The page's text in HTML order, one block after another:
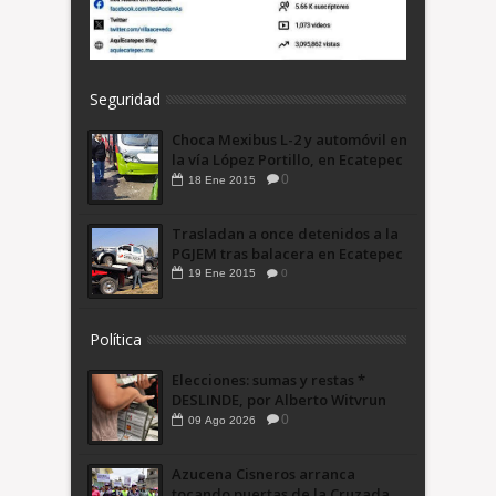
Seguridad
Choca Mexibus L-2 y automóvil en
la vía López Portillo, en Ecatepec
18 Ene 2015 0
Trasladan a once detenidos a la
PGJEM tras balacera en Ecatepec
19 Ene 2015 0
Política
Elecciones: sumas y restas *
DESLINDE, por Alberto Witvrun
09 Ago 2026 0
Azucena Cisneros arranca